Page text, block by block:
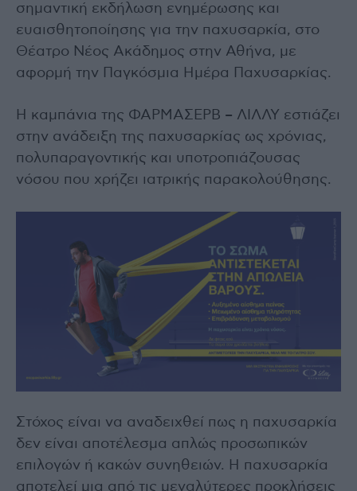
σημαντική εκδήλωση ενημέρωσης και
ευαισθητοποίησης για την παχυσαρκία, στο
Θέατρο Νέος Ακάδημος στην Αθήνα, με
αφορμή την Παγκόσμια Ημέρα Παχυσαρκίας.
Η καμπάνια της ΦΑΡΜΑΣΕΡΒ – ΛΙΛΛΥ εστιάζει
στην ανάδειξη της παχυσαρκίας ως χρόνιας,
πολυπαραγοντικής και υποτροπιάζουσας
νόσου που χρήζει ιατρικής παρακολούθησης.
Στόχος είναι να αναδειχθεί πως η παχυσαρκία
δεν είναι αποτέλεσμα απλώς προσωπικών
επιλογών ή κακών συνηθειών. Η παχυσαρκία
αποτελεί μια από τις μεγαλύτερες προκλήσεις